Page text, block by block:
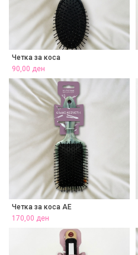
Четка за коса
90,00 ден
Четка за коса AE
170,00 ден